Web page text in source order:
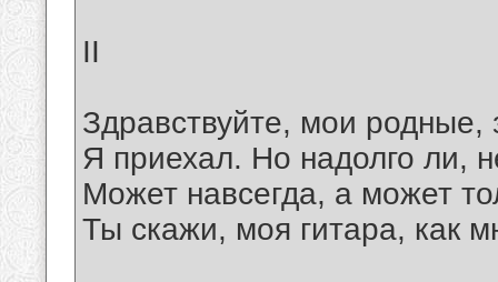
II
Здравствуйте, мои родные,
Я приехал. Но надолго ли,
Может навсегда, а может
Ты скажи, моя гитара, как